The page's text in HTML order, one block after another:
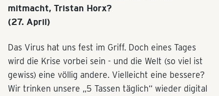
mitmacht, Tristan Horx?
(27. April)
Das Virus hat uns fest im Griff. Doch eines Tages
wird die Krise vorbei sein - und die Welt (so viel ist
gewiss) eine völlig andere. Vielleicht eine bessere?
Wir trinken unsere „5 Tassen täglich“ wieder digital